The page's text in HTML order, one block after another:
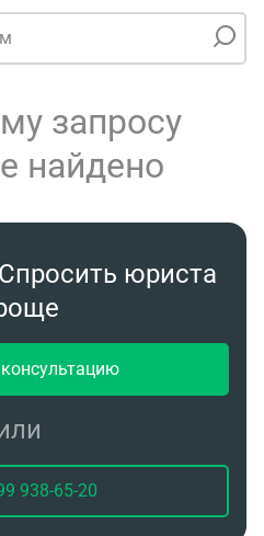
запросу
найдено
юриста
938-65-20